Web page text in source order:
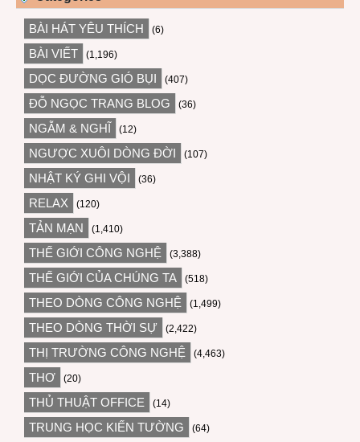
BÀI HÁT YÊU THÍCH (6)
BÀI VIẾT (1,196)
DỌC ĐƯỜNG GIÓ BỤI (407)
ĐỖ NGỌC TRANG BLOG (36)
NGẪM & NGHĨ (12)
NGƯỢC XUÔI DÒNG ĐỜI (107)
NHẬT KÝ GHI VỘI (36)
RELAX (120)
TẢN MẠN (1,410)
THẾ GIỚI CÔNG NGHỆ (3,388)
THẾ GIỚI CỦA CHÚNG TA (518)
THEO DÒNG CÔNG NGHỆ (1,499)
THEO DÒNG THỜI SỰ (2,422)
THỊ TRƯỜNG CÔNG NGHỆ (4,463)
THƠ (20)
THỦ THUẬT OFFICE (14)
TRUNG HỌC KIẾN TƯỜNG (64)